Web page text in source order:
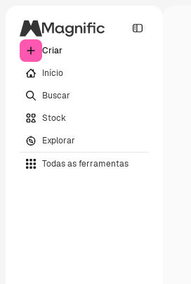
Criar
Início
Buscar
Stock
Explorar
Todas as ferramentas